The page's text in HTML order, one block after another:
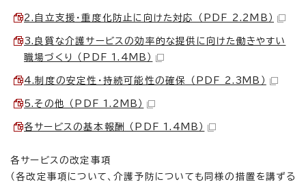
2.自立支援・重度化防止に向けた対応 （PDF 2.2MB）
3.良質な介護サービスの効率的な提供に向けた働きやすい
職場づくり （PDF 1.4MB）
4.制度の安定性・持続可能性の確保 （PDF 2.3MB）
5.その他 （PDF 1.2MB）
各サービスの基本報酬 （PDF 1.4MB）
各サービスの改定事項
（各改定事項について、介護予防についても同様の措置を講ずる